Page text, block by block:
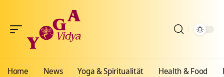
Home News Yoga & Spiritualität Health & Food